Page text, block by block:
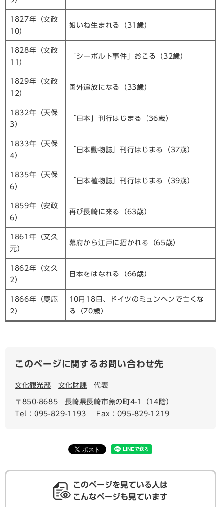
1827年（文政
10）
娘いね生まれる（31歳）
1828年（文政
11）
「シーボルト事件」おこる（32歳）
1829年（文政
12）
国外追放になる（33歳）
1832年（天保
3）
「日本」刊行はじまる（36歳）
1833年（天保
4）
「日本動物誌」刊行はじまる（37歳）
1835年（天保
6）
「日本植物誌」刊行はじまる（39歳）
1859年（安政
6）
再び長崎に来る（63歳）
1861年（文久
元）
幕府から江戸に招かれる（65歳）
1862年（文久
2）
日本をはなれる（66歳）
1866年（慶応
2）
10月18日、ドイツのミュンヘンで亡くな
る（70歳）
このページに関するお問い合わせ先
文化観光部 文化財課 代表
〒850-8685
長崎県長崎市魚の町4-1（14階）
Tel：095-829-1193
Fax：095-829-1219
このページを見ている人は
こんなページも見ています